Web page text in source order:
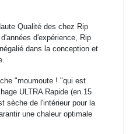
Qualité des chez Rip
d'expérience, Rip
dans la conception et
"moumoute ! "qui est
ULTRA Rapide (en 15
sèche de l'intérieur pour la
une chaleur optimale